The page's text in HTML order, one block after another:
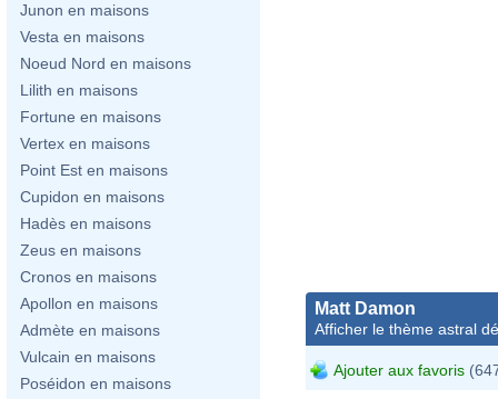
Junon en maisons
Vesta en maisons
Noeud Nord en maisons
Lilith en maisons
Fortune en maisons
Vertex en maisons
Point Est en maisons
Cupidon en maisons
Hadès en maisons
Zeus en maisons
Cronos en maisons
Apollon en maisons
Admète en maisons
Vulcain en maisons
Poséidon en maisons
Matt Damon
Afficher le thème astral
Ajouter aux favoris